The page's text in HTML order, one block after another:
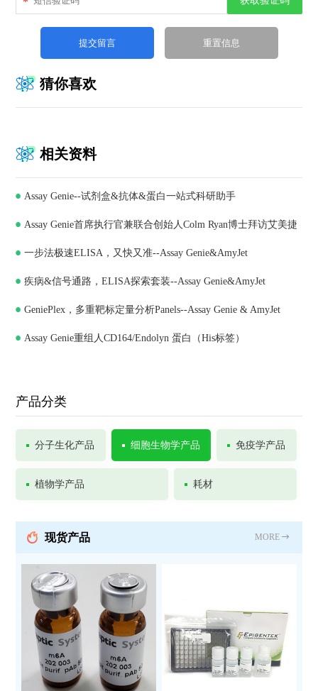
猜你喜欢
相关资料
Assay Genie--试剂盒&抗体&蛋白一站式科研助手
Assay Genie首席执行官兼联合创始人Colm Ryan博士拜访艾美捷
科技，深化合作共谋发展
一步法极速ELISA，又快又准--Assay Genie&AmyJet
疾病&信号通路，ELISA探索套装--Assay Genie&AmyJet
GeniePlex，多重靶标定量分析Panels--Assay Genie & AmyJet
Assay Genie重组人CD164/Endolyn 蛋白（His标签）
产品分类
分子生化产品 细胞生物学产品 免疫学产品
植物学产品 耗材
现货产品 MORE